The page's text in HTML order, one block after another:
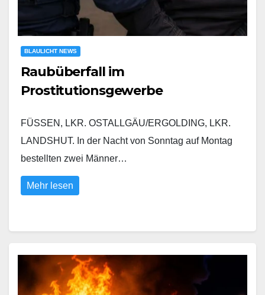
BLAULICHT NEWS
Raubüberfall im
Prostitutionsgewerbe
FÜSSEN, LKR. OSTALLGÄU/ERGOLDING, LKR.
LANDSHUT. In der Nacht von Sonntag auf Montag
bestellten zwei Männer…
Mehr lesen